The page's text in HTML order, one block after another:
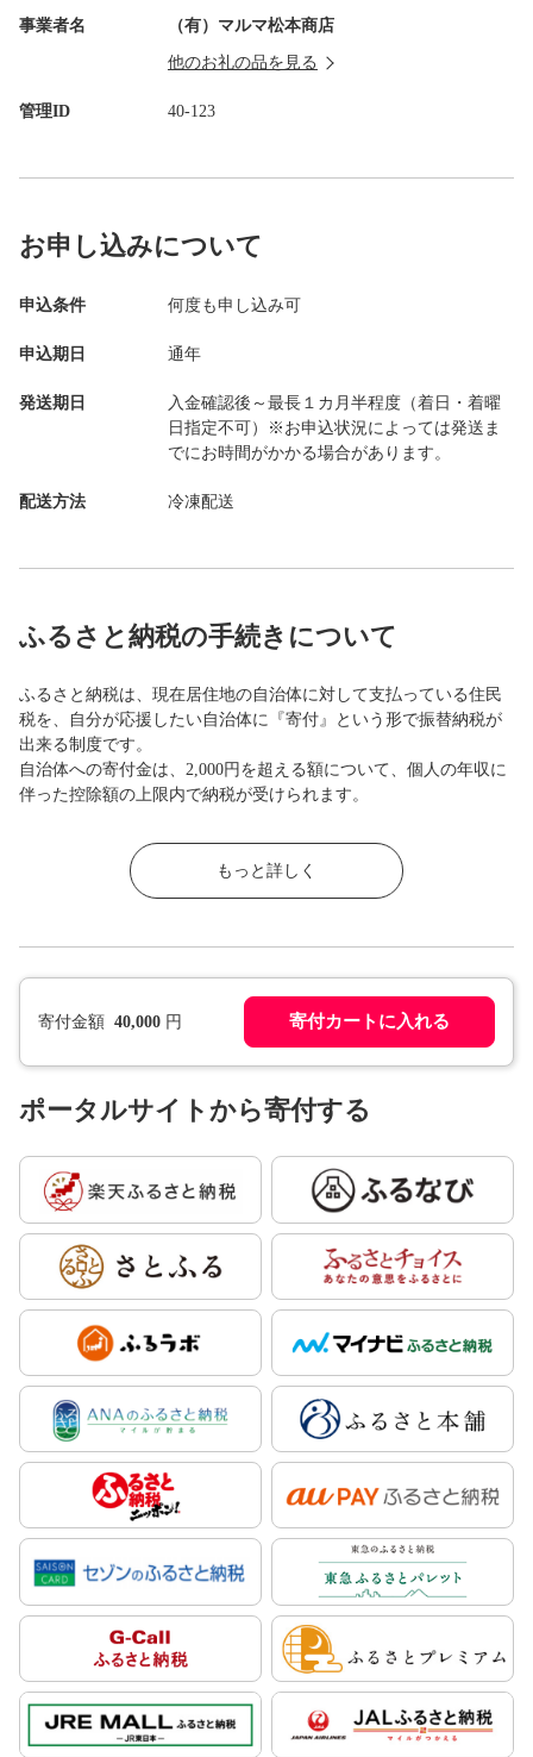
事業者名 （有）マルマ松本商店
他のお礼の品を見る
管理ID 40-123
お申し込みについて
申込条件 何度も申し込み可
申込期日 通年
発送期日
入金確認後～最長１カ月半程度（着日・着曜
日指定不可）※お申込状況によっては発送ま
でにお時間がかかる場合があります。
配送方法 冷凍配送
ふるさと納税の手続きについて
ふるさと納税は、現在居住地の自治体に対して支払っている住民
税を、自分が応援したい自治体に『寄付』という形で振替納税が
出来る制度です。
自治体への寄付金は、2,000円を超える額について、個人の年収に
伴った控除額の上限内で納税が受けられます。
もっと詳しく
寄付金額 40,000 円 寄付カートに入れる
ポータルサイトから寄付する